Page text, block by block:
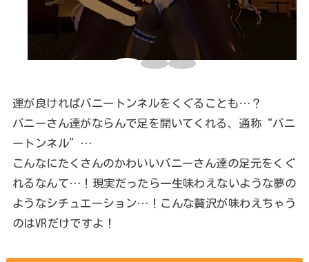
運が良ければバニートンネルをくぐることも…？
バニーさん達がならんで足を開いてくれる、通称“バニ
ートンネル”…
こんなにたくさんのかわいいバニーさん達の足元をくぐ
れるなんて…！現実だったら一生味わえないような夢の
ようなシチュエーション…！こんな贅沢が味わえちゃう
のはVRだけですよ！